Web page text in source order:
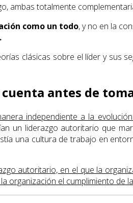
ambas totalmente
como un todo, y no en la
clásicas sobre el líder y
antes de
independiente a la
un liderazgo autoritario que
una cultura de trabajo en
autoritario, en el que la
organización el cumplimiento de